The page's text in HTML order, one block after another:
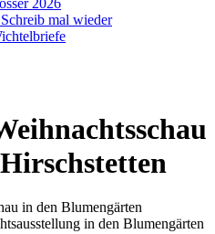
2026
mal wieder
in den Blumengärten
in den Blumengärten